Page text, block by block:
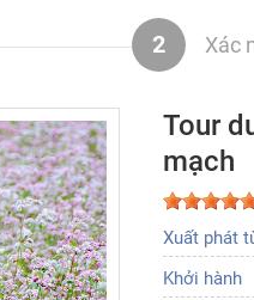
2 Xác
Tour
mạch
Xuất phát
Khởi hành